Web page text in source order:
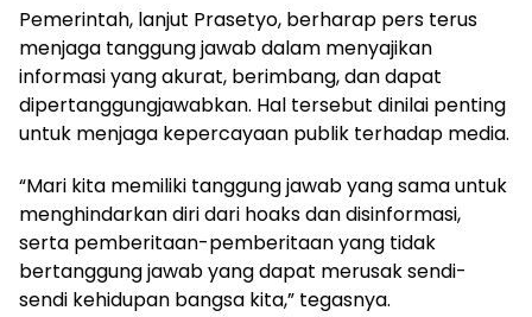
Pemerintah, lanjut Prasetyo, berharap pers terus
menjaga tanggung jawab dalam menyajikan
informasi yang akurat, berimbang, dan dapat
dipertanggungjawabkan. Hal tersebut dinilai penting
untuk menjaga kepercayaan publik terhadap media.
“Mari kita memiliki tanggung jawab yang sama untuk
menghindarkan diri dari hoaks dan disinformasi,
serta pemberitaan-pemberitaan yang tidak
bertanggung jawab yang dapat merusak sendi-
sendi kehidupan bangsa kita,” tegasnya.